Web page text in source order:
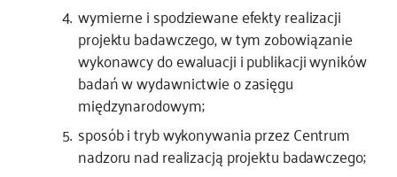
wymierne i spodziewane efekty realizacji
projektu badawczego, w tym zobowiązanie
wykonawcy do ewaluacji i publikacji wyników
badań w wydawnictwie o zasięgu
międzynarodowym;
sposób i tryb wykonywania przez Centrum
nadzoru nad realizacją projektu badawczego;